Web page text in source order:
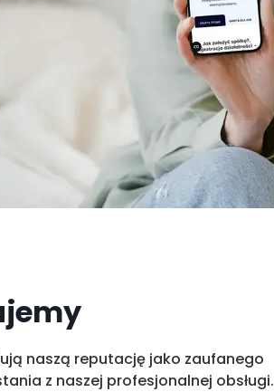
naszą reputację jako zaufanego
z naszej profesjonalnej obsługi.